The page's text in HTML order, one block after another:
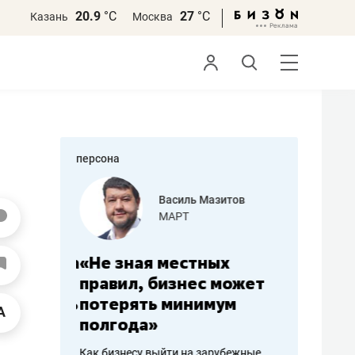
Казань 20.9 °С Москва 27 °С
персона
работа
Василь Мазитов
МАРТ
«Не зная местных
правил, бизнес может
потерять минимум
полгода»